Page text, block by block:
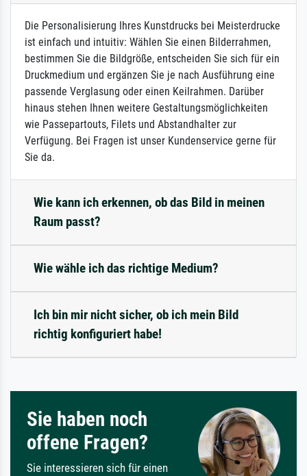
Die Personalisierung Ihres Kunstdrucks bei Meisterdrucke
ist einfach und intuitiv: Wählen Sie einen Bilderrahmen,
bestimmen Sie die Bildgröße, entscheiden Sie sich für ein
Druckmedium und ergänzen Sie je nach Ausführung eine
passende Verglasung oder einen Keilrahmen. Darüber
hinaus stehen Ihnen weitere Gestaltungsmöglichkeiten
wie Passepartouts, Filets und Abstandhalter zur
Verfügung. Bei Fragen ist unser Kundenservice gerne für
Sie da.
Wie kann ich erkennen, ob das Bild in meinen
Raum passt?
Wie wähle ich das richtige Medium?
Ich bin mir nicht sicher, ob ich mein Bild
richtig konfiguriert habe!
Sie haben noch
offene Fragen?
Sie interessieren sich für einen